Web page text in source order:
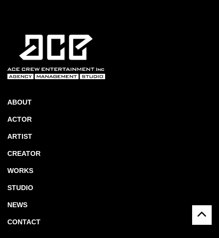
ABOUT
ACTOR
ARTIST
CREATOR
WORKS
STUDIO
NEWS
CONTACT